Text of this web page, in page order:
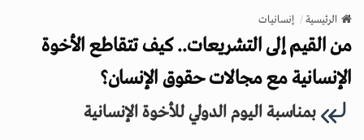
v
g
a
i
الرئيسية إنسانيات
من القيم إلى التشريعات.. كيف تتقاطع الأخوة
الإنسانية مع مجالات حقوق الإنسان؟
بمناسبة اليوم الدولي للأخوة الإنسانية